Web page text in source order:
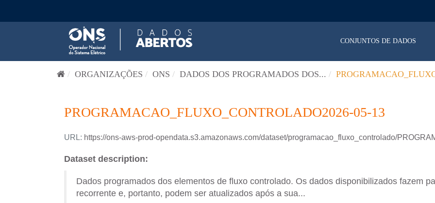
CONJUNTOS DE DADOS
ORGANIZAÇÕES ONS DADOS DOS PROGRAMADOS DOS...
PROGRAMACAO_FLUXO_CONTROLADO2026-05-13
URL: https://ons-aws-prod-opendata.s3.amazonaws.com/dataset/programacao_fluxo_controlado/
Dataset description:
Dados programados dos elementos de fluxo controlado. Os dados disponibilizados fazem
recorrente e, portanto, podem ser atualizados após a sua...